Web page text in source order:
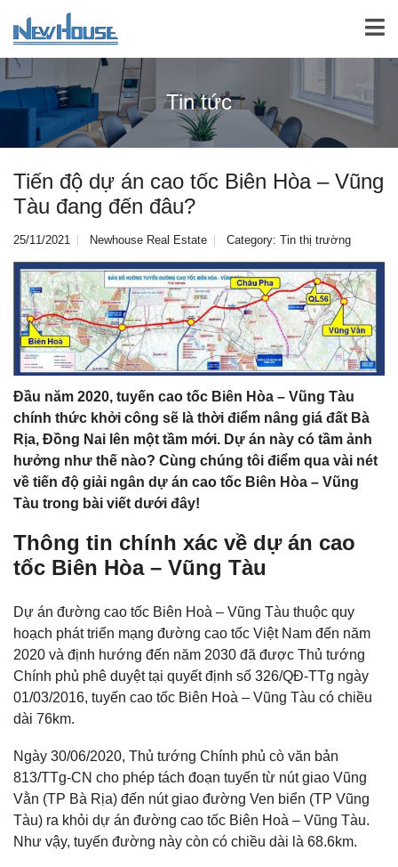
Tin tức
Tiến độ dự án cao tốc Biên Hòa – Vũng
Tàu đang đến đâu?
25/11/2021 Newhouse Real Estate Category: Tin thị trường
Đầu năm 2020, tuyến cao tốc Biên Hòa – Vũng Tàu
chính thức khởi công sẽ là thời điểm nâng giá đất Bà
Rịa, Đồng Nai lên một tầm mới. Dự án này có tầm ảnh
hưởng như thế nào? Cùng chúng tôi điểm qua vài nét
về tiến độ giải ngân dự án cao tốc Biên Hòa – Vũng
Tàu trong bài viết dưới đây!
Thông tin chính xác về dự án cao
tốc Biên Hòa – Vũng Tàu
Dự án đường cao tốc Biên Hoà – Vũng Tàu thuộc quy
hoạch phát triển mạng đường cao tốc Việt Nam đến năm
2020 và định hướng đến năm 2030 đã được Thủ tướng
Chính phủ phê duyệt tại quyết định số 326/QĐ-TTg ngày
01/03/2016, tuyến cao tốc Biên Hoà – Vũng Tàu có chiều
dài 76km.
Ngày 30/06/2020, Thủ tướng Chính phủ cò văn bản
813/TTg-CN cho phép tách đoạn tuyến từ nút giao Vũng
Vằn (TP Bà Rịa) đến nút giao đường Ven biển (TP Vũng
Tàu) ra khỏi dự án đường cao tốc Biên Hoà – Vũng Tàu.
Như vậy, tuyến đường này còn có chiều dài là 68.6km.